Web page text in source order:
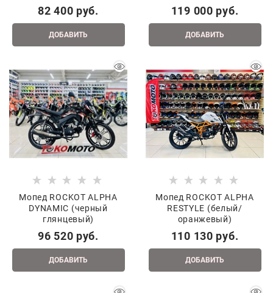
82 400 руб.
ДОБАВИТЬ
119 000 руб.
ДОБАВИТЬ
Мопед ROCKOT ALPHA
DYNAMIC (черный
глянцевый)
96 520 руб.
ДОБАВИТЬ
Мопед ROCKOT ALPHA
RESTYLE (белый/
оранжевый)
110 130 руб.
ДОБАВИТЬ